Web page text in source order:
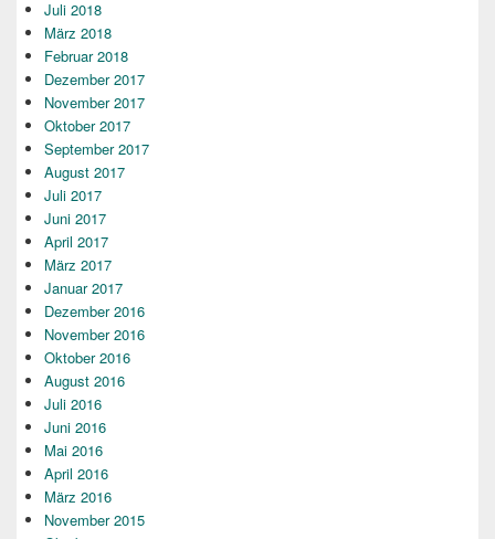
Juli 2018
März 2018
Februar 2018
Dezember 2017
November 2017
Oktober 2017
September 2017
August 2017
Juli 2017
Juni 2017
April 2017
März 2017
Januar 2017
Dezember 2016
November 2016
Oktober 2016
August 2016
Juli 2016
Juni 2016
Mai 2016
April 2016
März 2016
November 2015